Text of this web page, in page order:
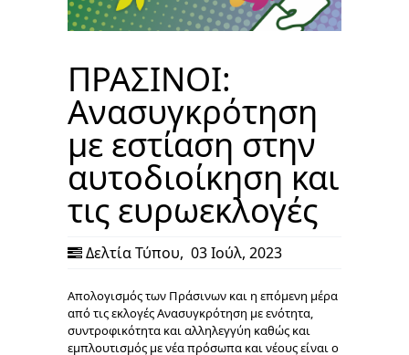
ΠΡΑΣΙΝΟΙ:
Ανασυγκρότηση
με εστίαση στην
αυτοδιοίκηση και
τις ευρωεκλογές
Δελτία Τύπου, 03 Ιούλ, 2023
Απολογισμός των Πράσινων και η επόμενη μέρα
από τις εκλογές Ανασυγκρότηση με ενότητα,
συντροφικότητα και αλληλεγγύη καθώς και
εμπλουτισμός με νέα πρόσωπα και νέους είναι ο